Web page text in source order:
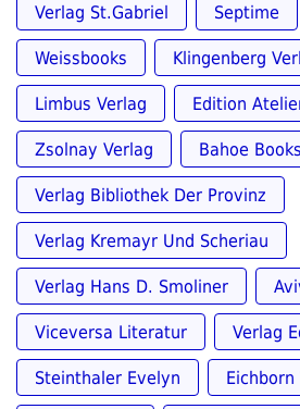
Verlag St.Gabriel Septime
Weissbooks Klingenberg
Limbus Verlag Edition
Zsolnay Verlag Bahoe Books
Verlag Bibliothek Der Provinz
Verlag Kremayr Und Scheriau
Verlag Hans D. Smoliner
Viceversa Literatur Verlag
Steinthaler Evelyn Eichborn